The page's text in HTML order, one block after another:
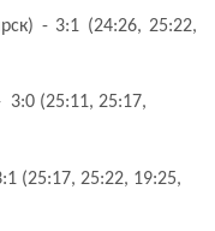
- 3:1 (24:26, 25:22,
3:0 (25:11, 25:17,
(25:17, 25:22, 19:25,